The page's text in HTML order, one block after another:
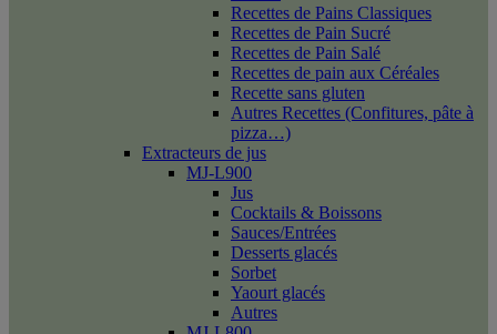
Recettes de Pains Classiques
Recettes de Pain Sucré
Recettes de Pain Salé
Recettes de pain aux Céréales
Recette sans gluten
Autres Recettes (Confitures, pâte à
pizza…)
Extracteurs de jus
MJ-L900
Jus
Cocktails & Boissons
Sauces/Entrées
Desserts glacés
Sorbet
Yaourt glacés
Autres